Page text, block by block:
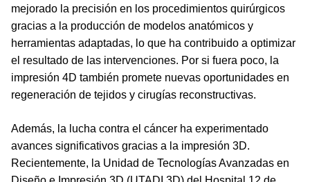
mejorado la precisión en los procedimientos quirúrgicos
gracias a la producción de modelos anatómicos y
herramientas adaptadas, lo que ha contribuido a optimizar
el resultado de las intervenciones. Por si fuera poco, la
impresión 4D también promete nuevas oportunidades en
regeneración de tejidos y cirugías reconstructivas.
Además, la lucha contra el cáncer ha experimentado
avances significativos gracias a la impresión 3D.
Recientemente, la Unidad de Tecnologías Avanzadas en